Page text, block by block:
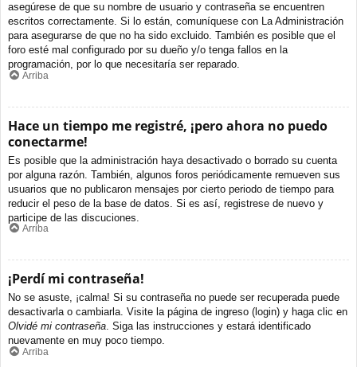
asegúrese de que su nombre de usuario y contraseña se encuentren
escritos correctamente. Si lo están, comuníquese con La Administración
para asegurarse de que no ha sido excluido. También es posible que el
foro esté mal configurado por su dueño y/o tenga fallos en la
programación, por lo que necesitaría ser reparado.
Arriba
Hace un tiempo me registré, ¡pero ahora no puedo
conectarme!
Es posible que la administración haya desactivado o borrado su cuenta
por alguna razón. También, algunos foros periódicamente remueven sus
usuarios que no publicaron mensajes por cierto periodo de tiempo para
reducir el peso de la base de datos. Si es así, registrese de nuevo y
participe de las discuciones.
Arriba
¡Perdí mi contraseña!
No se asuste, ¡calma! Si su contraseña no puede ser recuperada puede
desactivarla o cambiarla. Visite la página de ingreso (login) y haga clic en
Olvidé mi contraseña. Siga las instrucciones y estará identificado
nuevamente en muy poco tiempo.
Arriba